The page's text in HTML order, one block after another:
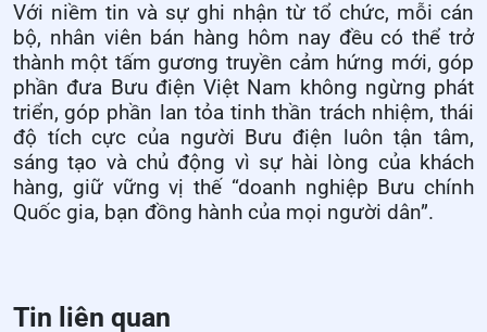
Với niềm tin và sự ghi nhận từ tổ chức, mỗi cán
bộ, nhân viên bán hàng hôm nay đều có thể trở
thành một tấm gương truyền cảm hứng mới, góp
phần đưa Bưu điện Việt Nam không ngừng phát
triển, góp phần lan tỏa tinh thần trách nhiệm, thái
độ tích cực của người Bưu điện luôn tận tâm,
sáng tạo và chủ động vì sự hài lòng của khách
hàng, giữ vững vị thế “doanh nghiệp Bưu chính
Quốc gia, bạn đồng hành của mọi người dân”.
Tin liên quan